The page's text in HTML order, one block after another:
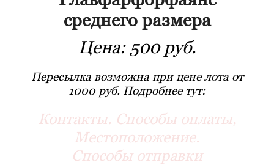
среднего размера
Цена: 500 руб.
Пересылка возможна при цене лота от
1000 руб. Подробнее тут:
Контакты. Способы оплаты,
Местоположение.
Способы отправки